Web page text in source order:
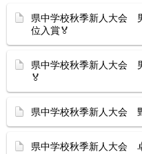
県中学校秋季新人大
位入賞🏅
県中学校秋季新人大会
🏅
県中学校秋季新人大
県中学校秋季新人大